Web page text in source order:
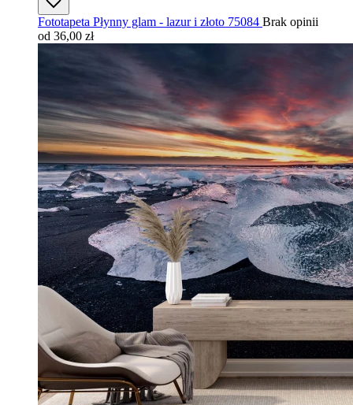
Fototapeta Płynny glam - lazur i złoto 75084 Brak opinii
od 36,00 zł